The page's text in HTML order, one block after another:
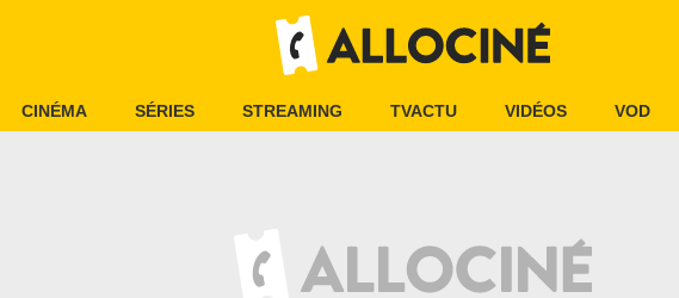
CINÉMA SÉRIES STREAMING TVACTU VIDÉOS VOD